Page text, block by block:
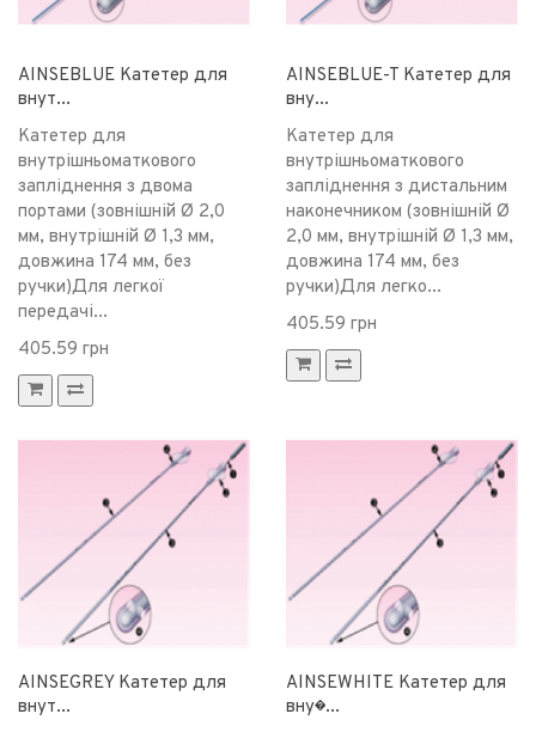
AINSEBLUE Катетер для
внут...
Катетер для
внутрішньоматкового
запліднення з двома
портами (зовнішній Ø 2,0
мм, внутрішній Ø 1,3 мм,
довжина 174 мм, без
ручки)Для легкої
передачі...
405.59 грн
AINSEBLUE-T Катетер для
вну...
Катетер для
внутрішньоматкового
запліднення з дистальним
наконечником (зовнішній Ø
2,0 мм, внутрішній Ø 1,3 мм,
довжина 174 мм, без
ручки)Для легко...
405.59 грн
AINSEGREY Катетер для
внут...
AINSEWHITE Катетер для
вну�...